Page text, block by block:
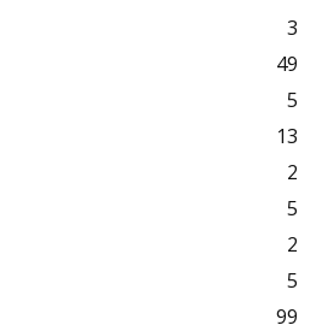
3
49
5
13
2
5
2
5
99